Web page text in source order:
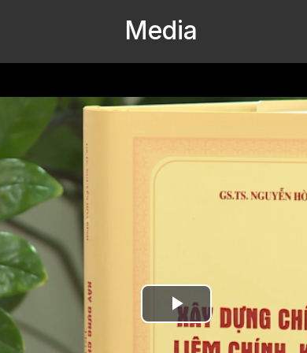
Media
Play